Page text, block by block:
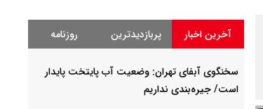
آخرین اخبار پربازدیدترین روزنامه
سخنگوی آبفای تهران: وضعیت آب پایتخت پایدار
است/ جیره‌بندی نداریم